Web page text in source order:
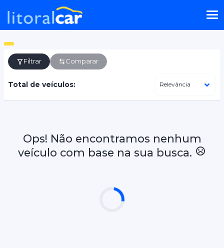
Filtrar Comparar
Total de veículos:
Ops! Não encontramos nenhum
veículo com base na sua busca.